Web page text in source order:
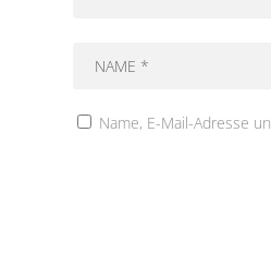
Name, E-Mail-Adresse